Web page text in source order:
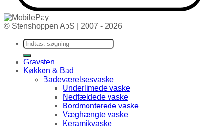
© Stenshoppen ApS | 2007 - 2026
Søg efter:
Gravsten
Køkken & Bad
Badeværelsesvaske
Underlimede vaske
Nedfældede vaske
Bordmonterede vaske
Væghængte vaske
Keramikvaske